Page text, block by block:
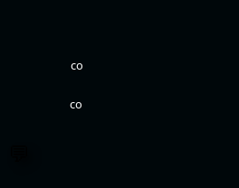
como Jacques Decrey
como Josiane Mauvin